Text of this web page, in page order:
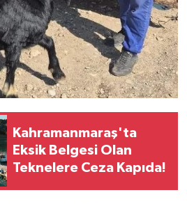
Kahramanmaraş'ta
Eksik Belgesi Olan
Teknelere Ceza Kapıda!